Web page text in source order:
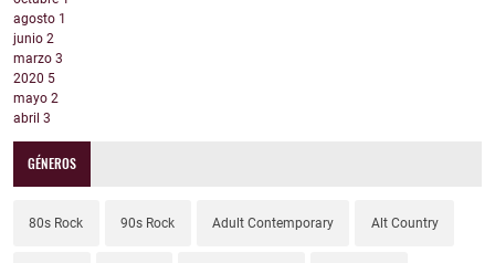
agosto 1
junio 2
marzo 3
2020 5
mayo 2
abril 3
GÉNEROS
80s Rock 90s Rock Adult Contemporary Alt Country